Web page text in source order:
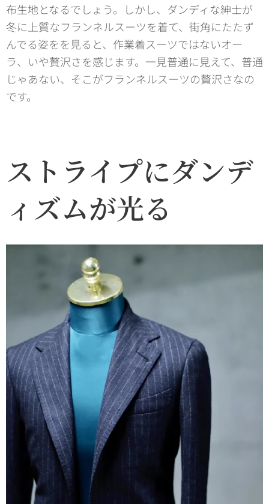
布生地となるでしょう。しかし、ダンディな紳士が
冬に上質なフランネルスーツを着て、街角にたたず
んでる姿をを見ると、作業着スーツではないオー
ラ、いや贅沢さを感じます。一見普通に見えて、普通
じゃあない、そこがフランネルスーツの贅沢さなの
です。
ストライプにダンデ
ィズムが光る